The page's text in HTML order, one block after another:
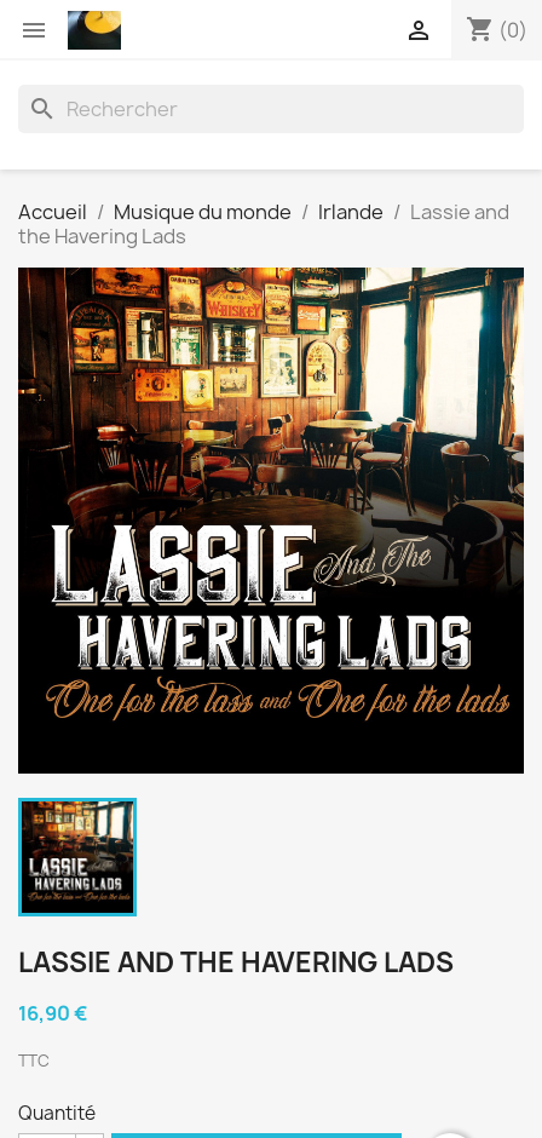
 shopping_cart (0)

search
Accueil Musique du monde Irlande
Lassie and
the Havering Lads
LASSIE AND THE HAVERING LADS
16,90 €
TTC
Quantité